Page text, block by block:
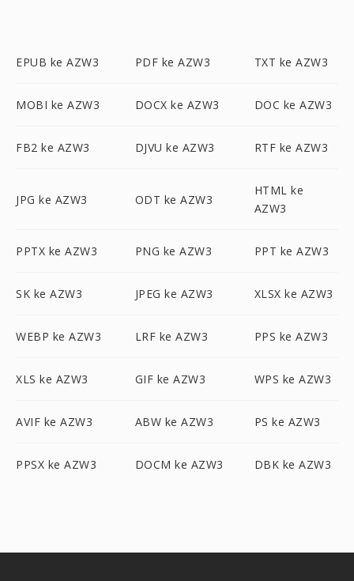
EPUB ke AZW3 PDF ke AZW3 TXT ke AZW3
MOBI ke AZW3 DOCX ke AZW3 DOC ke AZW3
FB2 ke AZW3 DJVU ke AZW3 RTF ke AZW3
JPG ke AZW3 ODT ke AZW3
HTML ke
AZW3
PPTX ke AZW3 PNG ke AZW3 PPT ke AZW3
SK ke AZW3 JPEG ke AZW3 XLSX ke AZW3
WEBP ke AZW3 LRF ke AZW3 PPS ke AZW3
XLS ke AZW3 GIF ke AZW3 WPS ke AZW3
AVIF ke AZW3 ABW ke AZW3 PS ke AZW3
PPSX ke AZW3 DOCM ke AZW3 DBK ke AZW3